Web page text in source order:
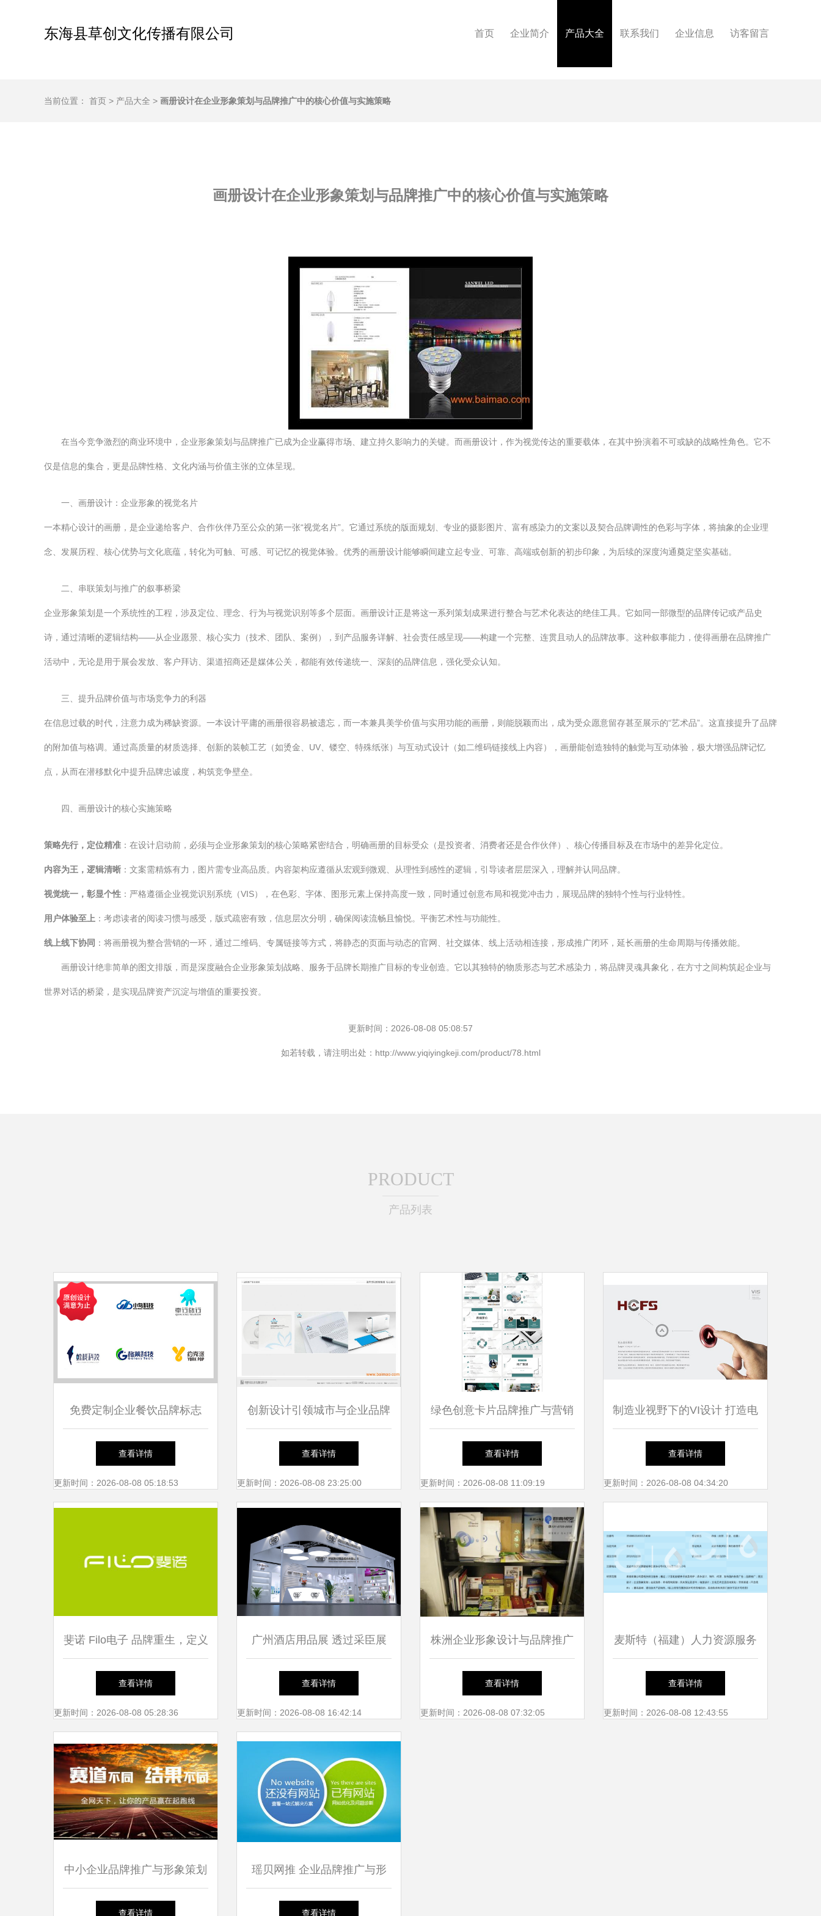
东海县草创文化传播有限公司 首页 企业简介 产品大全 联系我们 企业信息 访客留言
当前位置： 首页 > 产品大全 > 画册设计在企业形象策划与品牌推广中的核心价值与实施策略
画册设计在企业形象策划与品牌推广中的核心价值与实施策略
在当今竞争激烈的商业环境中，企业形象策划与品牌推广已成为企业赢得市场、建立持久影响力的关键。而画册设计，作为视觉传达的重要载体，在其中扮演着不可或缺的战略性角色。它不
仅是信息的集合，更是品牌性格、文化内涵与价值主张的立体呈现。
一、画册设计：企业形象的视觉名片
一本精心设计的画册，是企业递给客户、合作伙伴乃至公众的第一张“视觉名片”。它通过系统的版面规划、专业的摄影图片、富有感染力的文案以及契合品牌调性的色彩与字体，将抽象的企业理
念、发展历程、核心优势与文化底蕴，转化为可触、可感、可记忆的视觉体验。优秀的画册设计能够瞬间建立起专业、可靠、高端或创新的初步印象，为后续的深度沟通奠定坚实基础。
二、串联策划与推广的叙事桥梁
企业形象策划是一个系统性的工程，涉及定位、理念、行为与视觉识别等多个层面。画册设计正是将这一系列策划成果进行整合与艺术化表达的绝佳工具。它如同一部微型的品牌传记或产品史
诗，通过清晰的逻辑结构——从企业愿景、核心实力（技术、团队、案例），到产品服务详解、社会责任感呈现——构建一个完整、连贯且动人的品牌故事。这种叙事能力，使得画册在品牌推广
活动中，无论是用于展会发放、客户拜访、渠道招商还是媒体公关，都能有效传递统一、深刻的品牌信息，强化受众认知。
三、提升品牌价值与市场竞争力的利器
在信息过载的时代，注意力成为稀缺资源。一本设计平庸的画册很容易被遗忘，而一本兼具美学价值与实用功能的画册，则能脱颖而出，成为受众愿意留存甚至展示的“艺术品”。这直接提升了品牌
的附加值与格调。通过高质量的材质选择、创新的装帧工艺（如烫金、UV、镂空、特殊纸张）与互动式设计（如二维码链接线上内容），画册能创造独特的触觉与互动体验，极大增强品牌记忆
点，从而在潜移默化中提升品牌忠诚度，构筑竞争壁垒。
四、画册设计的核心实施策略
策略先行，定位精准 ：在设计启动前，必须与企业形象策划的核心策略紧密结合，明确画册的目标受众（是投资者、消费者还是合作伙伴）、核心传播目标及在市场中的差异化定位。
内容为王，逻辑清晰 ：文案需精炼有力，图片需专业高品质。内容架构应遵循从宏观到微观、从理性到感性的逻辑，引导读者层层深入，理解并认同品牌。
视觉统一，彰显个性 ：严格遵循企业视觉识别系统（VIS），在色彩、字体、图形元素上保持高度一致，同时通过创意布局和视觉冲击力，展现品牌的独特个性与行业特性。
用户体验至上 ：考虑读者的阅读习惯与感受，版式疏密有致，信息层次分明，确保阅读流畅且愉悦。平衡艺术性与功能性。
线上线下协同 ：将画册视为整合营销的一环，通过二维码、专属链接等方式，将静态的页面与动态的官网、社交媒体、线上活动相连接，形成推广闭环，延长画册的生命周期与传播效能。
画册设计绝非简单的图文排版，而是深度融合企业形象策划战略、服务于品牌长期推广目标的专业创造。它以其独特的物质形态与艺术感染力，将品牌灵魂具象化，在方寸之间构筑起企业与
世界对话的桥梁，是实现品牌资产沉淀与增值的重要投资。
更新时间：2026-08-08 05:08:57
如若转载，请注明出处：http://www.yiqiyingkeji.com/product/78.html
PRODUCT
产品列表
免费定制企业餐饮品牌标志
Logo设计与营销推广的全链路
策略
查看详情
更新时间：2026-08-08 05:18:53
创新设计引领城市与企业品牌
的国际化征程
查看详情
更新时间：2026-08-08 23:25:00
绿色创意卡片品牌推广与营销
商业计划书
查看详情
更新时间：2026-08-08 11:09:19
制造业视野下的VI设计 打造电
梯品牌与企业形象的系统工程
查看详情
更新时间：2026-08-08 04:34:20
斐诺 Filo电子 品牌重生，定义
未来科技美学
查看详情
更新时间：2026-08-08 05:28:36
广州酒店用品展 透过采臣展
台3D模型看企业形象策划与
品牌推广新趋势
查看详情
更新时间：2026-08-08 16:42:14
株洲企业形象设计与品牌推广
构建竞争力的关键策略
查看详情
更新时间：2026-08-08 07:32:05
麦斯特（福建）人力资源服务
龙岩分公司 企业形象策划与
品牌推广策略
查看详情
更新时间：2026-08-08 12:43:55
中小企业品牌推广与形象策划
实战指南
查看详情
瑶贝网推 企业品牌推广与形
象策划中巧妙避免不必要成本
查看详情